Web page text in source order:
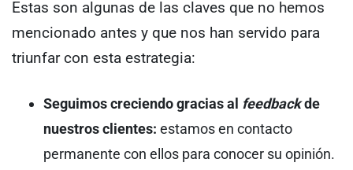
Estas son algunas de las claves que no hemos
mencionado antes y que nos han servido para
triunfar con esta estrategia:
Seguimos creciendo gracias al feedbackde
nuestros clientes: estamos en contacto
permanente con ellos para conocer su opinión.